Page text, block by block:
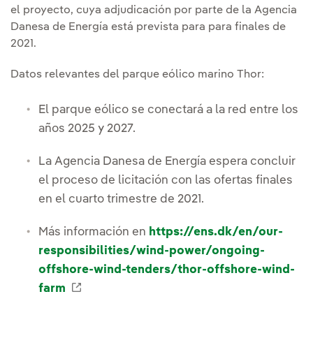
el proyecto, cuya adjudicación por parte de la Agencia
Danesa de Energía está prevista para para finales de
2021.
Datos relevantes del parque eólico marino Thor:
El parque eólico se conectará a la red entre los
años 2025 y 2027.
La Agencia Danesa de Energía espera concluir
el proceso de licitación con las ofertas finales
en el cuarto trimestre de 2021.
Más información en https://ens.dk/en/our-
responsibilities/wind-power/ongoing-
offshore-wind-tenders/thor-offshore-wind-
farm
Enlace externo, se abre en ventana